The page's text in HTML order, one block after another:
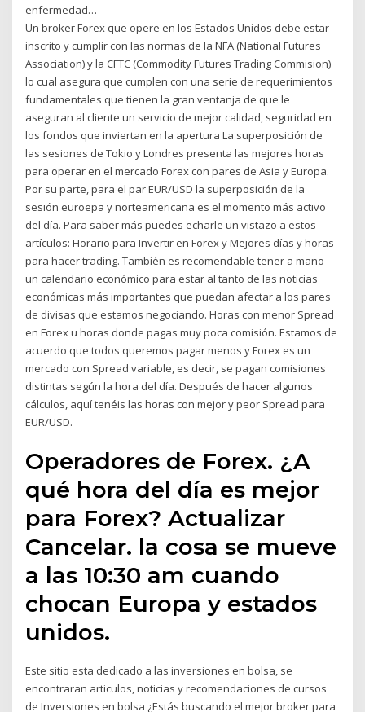
enfermedad…
Un broker Forex que opere en los Estados Unidos debe estar
inscrito y cumplir con las normas de la NFA (National Futures
Association) y la CFTC (Commodity Futures Trading Commision)
lo cual asegura que cumplen con una serie de requerimientos
fundamentales que tienen la gran ventanja de que le
aseguran al cliente un servicio de mejor calidad, seguridad en
los fondos que inviertan en la apertura La superposición de
las sesiones de Tokio y Londres presenta las mejores horas
para operar en el mercado Forex con pares de Asia y Europa.
Por su parte, para el par EUR/USD la superposición de la
sesión euroepa y norteamericana es el momento más activo
del día. Para saber más puedes echarle un vistazo a estos
artículos: Horario para Invertir en Forex y Mejores días y horas
para hacer trading. También es recomendable tener a mano
un calendario económico para estar al tanto de las noticias
económicas más importantes que puedan afectar a los pares
de divisas que estamos negociando. Horas con menor Spread
en Forex u horas donde pagas muy poca comisión. Estamos de
acuerdo que todos queremos pagar menos y Forex es un
mercado con Spread variable, es decir, se pagan comisiones
distintas según la hora del día. Después de hacer algunos
cálculos, aquí tenéis las horas con mejor y peor Spread para
EUR/USD.
Operadores de Forex. ¿A
qué hora del día es mejor
para Forex? Actualizar
Cancelar. la cosa se mueve
a las 10:30 am cuando
chocan Europa y estados
unidos.
Este sitio esta dedicado a las inversiones en bolsa, se
encontraran articulos, noticias y recomendaciones de cursos
de Inversiones en bolsa ¿Estás buscando el mejor broker para